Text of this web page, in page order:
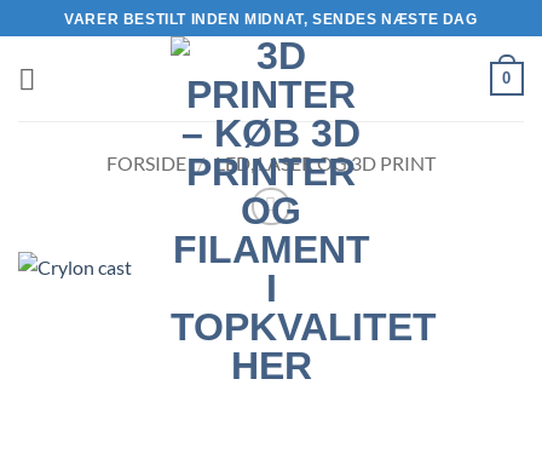
Fortsæt
til
indhold
VARER BESTILT INDEN MIDNAT, SENDES NÆSTE DAG
0
FORSIDE / LED, LASER OG 3D PRINT